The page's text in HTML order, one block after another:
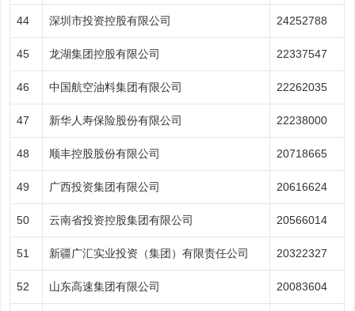
44 深圳市投资控股有限公司 24252788
45 龙湖集团控股有限公司 22337547
46 中国航空油料集团有限公司 22262035
47 新华人寿保险股份有限公司 22238000
48 顺丰控股股份有限公司 20718665
49 广西投资集团有限公司 20616624
50 云南省投资控股集团有限公司 20566014
51 新疆广汇实业投资（集团）有限责任公司 20322327
52 山东高速集团有限公司 20083604